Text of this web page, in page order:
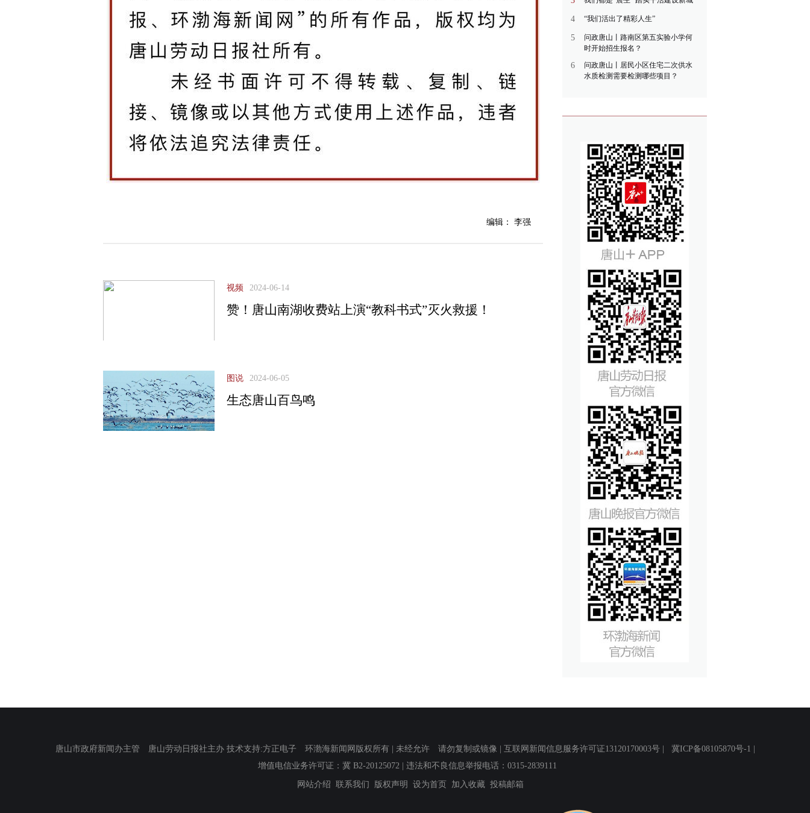
编辑： 李强
视频 2024-06-14
赞！唐山南湖收费站上演“教科书式”灭火救援！
图说 2024-06-05
生态唐山百鸟鸣
4 “我们活出了精彩人生”
5
问政唐山丨路南区第五实验小学何
时开始招生报名？
6
问政唐山丨居民小区住宅二次供水
水质检测需要检测哪些项目？
唐山市政府新闻办主管 唐山劳动日报社主办 技术支持:方正电子 环渤海新闻网版权所有 | 未经允许 请勿复制或镜像 | 互联网新闻信息服务许可证13120170003号 | 冀ICP备08105870号-1
增值电信业务许可证：冀 B2-20125072 | 违法和不良信息举报电话：0315-2839111
网站介绍 联系我们 版权声明 设为首页 加入收藏 投稿邮箱